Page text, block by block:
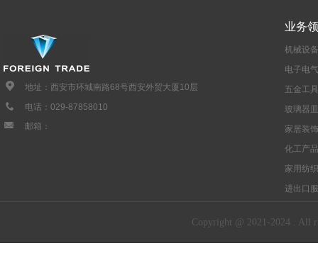
机械设备
电子电气
五金工具
玻璃器皿
家居装饰
化工产品
家用纺织
进出口
地址：西安市环城南路68号西安外贸大厦10层
电话：029-87858010
邮箱：
业务
Copyright @ 2021-2024 . All